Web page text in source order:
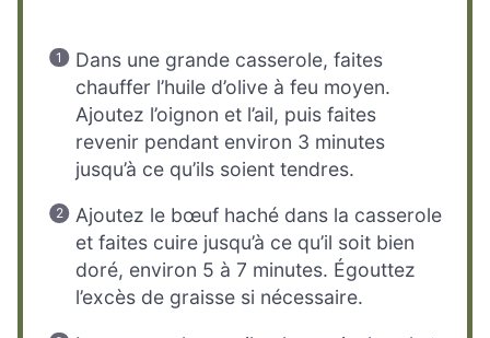
Dans une grande casserole, faites
chauffer l’huile d’olive à feu moyen.
Ajoutez l’oignon et l’ail, puis faites
revenir pendant environ 3 minutes
jusqu’à ce qu’ils soient tendres.
Ajoutez le bœuf haché dans la casserole
et faites cuire jusqu’à ce qu’il soit bien
doré, environ 5 à 7 minutes. Égouttez
l’excès de graisse si nécessaire.